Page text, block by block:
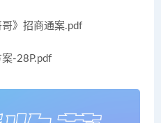
》招商通案.pdf
-28P.pdf